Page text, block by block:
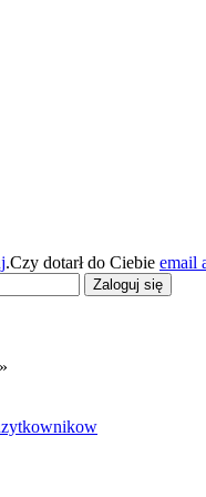
.Czy dotarł do Ciebie email
»